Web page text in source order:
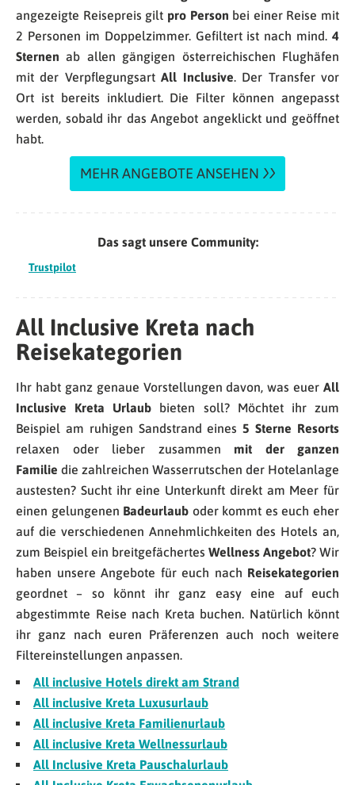
angezeigte Reisepreis gilt pro Person bei einer Reise mit
2 Personen im Doppelzimmer. Gefiltert ist nach mind. 4
Sternen ab allen gängigen österreichischen Flughäfen
mit der VerpflegungsartAll Inclusive. Der Transfer vor
Ort ist bereits inkludiert. Die Filter können angepasst
werden, sobald ihr das Angebot angeklickt und geöffnet
habt.
MEHR ANGEBOTE ANSEHEN
Das sagt unsere Community:
Trustpilot
All Inclusive Kreta nach
Reisekategorien
Ihr habt ganz genaue Vorstellungen davon, was euer All
Inclusive Kreta Urlaub bieten soll? Möchtet ihr zum
Beispiel am ruhigen Sandstrand eines5 Sterne Resorts
relaxen oder lieber zusammen mit der ganzen
Familie die zahlreichen Wasserrutschen der Hotelanlage
austesten? Sucht ihr eine Unterkunft direkt am Meer für
einen gelungenen Badeurlaub oder kommt es euch eher
auf die verschiedenen Annehmlichkeiten des Hotels an,
zum Beispiel ein breitgefächertes Wellness Angebot? Wir
haben unsere Angebote für euch nach Reisekategorien
geordnet – so könnt ihr ganz easy eine auf euch
abgestimmte Reise nach Kreta buchen. Natürlich könnt
ihr ganz nach euren Präferenzen auch noch weitere
Filtereinstellungen anpassen.
All inclusive Hotels direkt am Strand
All inclusive Kreta Luxusurlaub
All inclusive Kreta Familienurlaub
All inclusive Kreta Wellnessurlaub
All Inclusive Kreta Pauschalurlaub